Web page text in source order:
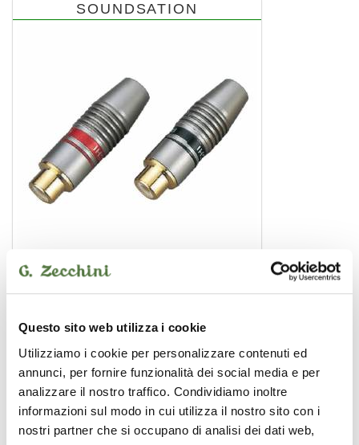
Questo sito web utilizza i cookie
Utilizziamo i cookie per personalizzare contenuti ed
annunci, per fornire funzionalità dei social media e per
analizzare il nostro traffico. Condividiamo inoltre
informazioni sul modo in cui utilizza il nostro sito con i
nostri partner che si occupano di analisi dei dati web,
SOUNDSATION
8,99 €
SOUNDSATION